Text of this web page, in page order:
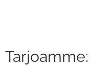
Tarjoamme: